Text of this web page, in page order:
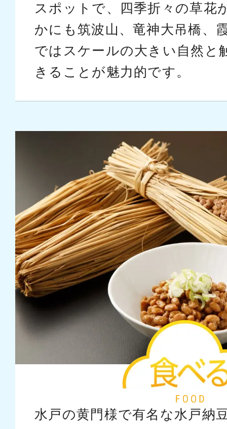
スポットで、四季折々の草花
かにも筑波山、竜神大吊橋、
ではスケールの大きい自然と
きることが魅力的です。
水戸の黄門様で有名な水戸納